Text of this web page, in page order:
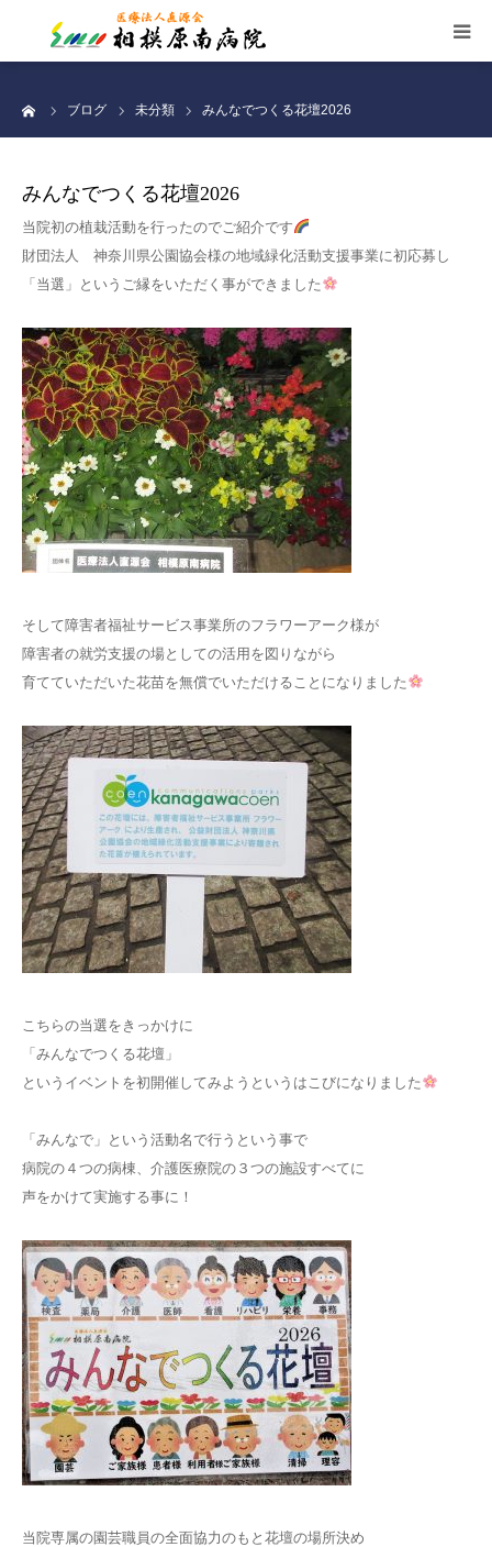
ブログ 未分類 みんなでつくる花壇2026
みんなでつくる花壇2026
当院初の植栽活動を行ったのでご紹介です
財団法人 神奈川県公園協会様の地域緑化活動支援事業に初応募し
「当選」というご縁をいただく事ができました
そして障害者福祉サービス事業所のフラワーアーク様が
障害者の就労支援の場としての活用を図りながら
育てていただいた花苗を無償でいただけることになりました
こちらの当選をきっかけに
「みんなでつくる花壇」
というイベントを初開催してみようというはこびになりました
「みんなで」という活動名で行うという事で
病院の４つの病棟、介護医療院の３つの施設すべてに
声をかけて実施する事に！
当院専属の園芸職員の全面協力のもと花壇の場所決め
お知らせ
交通案内
職員募集
個人情報保護
サイトマップ